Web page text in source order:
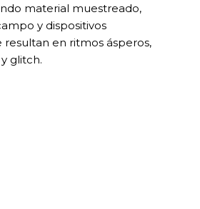
material muestreado,
y dispositivos
resultan en ritmos ásperos,
glitch.